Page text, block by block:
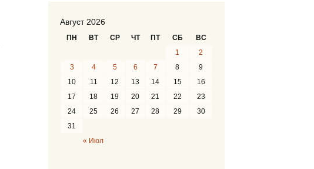
Август 2026
ПН ВТ СР ЧТ ПТ СБ ВС
« Июл
1
2
3
4 5 6 7 8
9
10
11 12 13 14 15
16
17
18 19 20 21 22
23
24
25 26 27 28 29
30
31